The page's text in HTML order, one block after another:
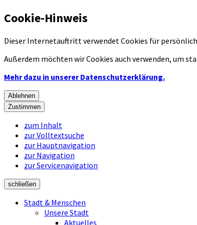
Cookie-Hinweis
Dieser Internetauftritt verwendet Cookies für
Außerdem möchten wir Cookies auch verwenden, um
Mehr dazu in unserer Datenschutzerklärung.
Ablehnen
Zustimmen
zum Inhalt
zur Volltextsuche
zur Hauptnavigation
zur Navigation
zur Servicenavigation
schließen
Stadt & Menschen
Unsere Stadt
Aktuelles